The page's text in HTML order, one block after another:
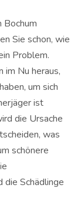
Bochum
Sie schon, wie
Problem.
im Nu heraus,
um sich
ist
die Ursache
was
schönere
die Schädlinge